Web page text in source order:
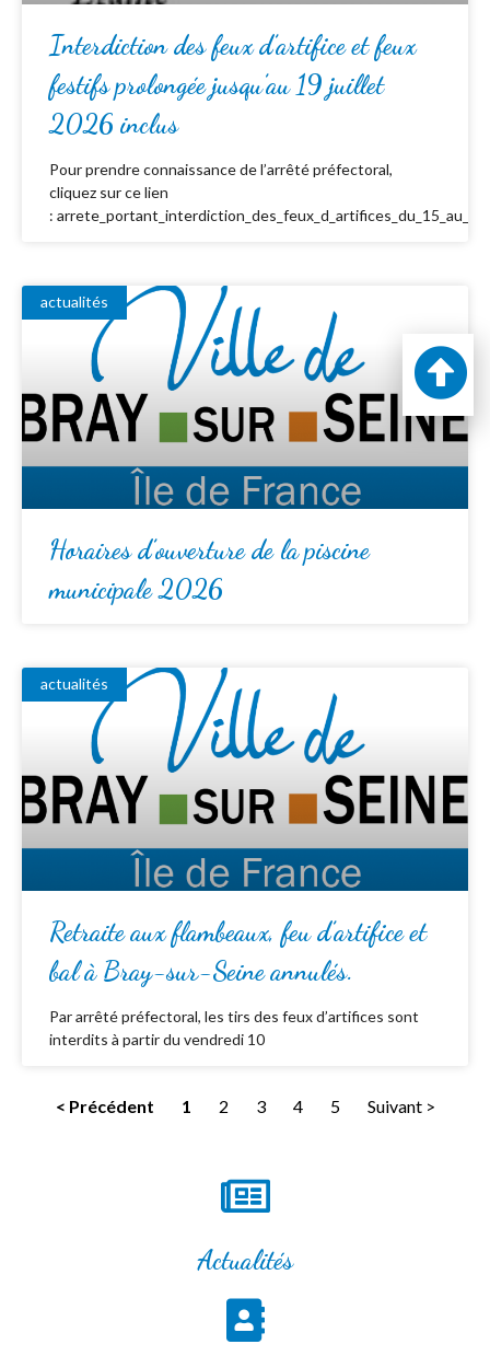
Interdiction des feux d’artifice et feux
festifs prolongée jusqu’au 19 juillet
2026 inclus
Pour prendre connaissance de l’arrêté préfectoral,
cliquez sur ce lien
:
actualités
Horaires d’ouverture de la piscine
municipale 2026
actualités
Retraite aux flambeaux, feu d’artifice et
bal à Bray-sur-Seine annulés.
Par arrêté préfectoral, les tirs des feux d’artifices sont
interdits à partir du vendredi 10
< Précédent 1 2 3 4 5 Suivant >
Actualités